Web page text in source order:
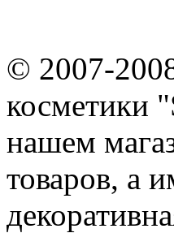
© 2007-
косметики
нашем
товаров, а